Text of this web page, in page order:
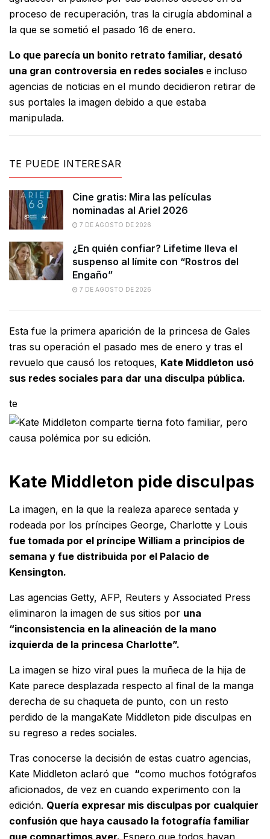
proceso de recuperación, tras la cirugía abdominal a
la que se sometió el pasado 16 de enero.
Lo que parecía un bonito retrato familiar, desató
una gran controversia en redes sociales e incluso
agencias de noticias en el mundo decidieron retirar de
sus portales la imagen debido a que estaba
manipulada.
TE PUEDE INTERESAR
Cine gratis: Mira las películas
nominadas al Ariel 2026
7 DE AGOSTO DE 2026
¿En quién confiar? Lifetime lleva el
suspenso al límite con “Rostros del
Engaño”
7 DE AGOSTO DE 2026
Esta fue la primera aparición de la princesa de Gales
tras su operación el pasado mes de enero y tras el
revuelo que causó los retoques, Kate Middleton usó
sus redes sociales para dar una disculpa pública.
te
Kate Middleton pide disculpas
La imagen, en la que la realeza aparece sentada y
rodeada por los príncipes George, Charlotte y Louis
fue tomada por el príncipe William a principios de
semana y fue distribuida por el Palacio de
Kensington.
Las agencias Getty, AFP, Reuters y Associated Press
eliminaron la imagen de sus sitios por una
“inconsistencia en la alineación de la mano
izquierda de la princesa Charlotte”.
La imagen se hizo viral pues la muñeca de la hija de
Kate parece desplazada respecto al final de la manga
derecha de su chaqueta de punto, con un resto
perdido de la mangaKate Middleton pide disculpas en
su regreso a redes sociales.
Tras conocerse la decisión de estas cuatro agencias,
Kate Middleton aclaró que “como muchos fotógrafos
aficionados, de vez en cuando experimento con la
edición. Quería expresar mis disculpas por cualquier
confusión que haya causado la fotografía familiar
que compartimos ayer. Espero que todos hayan